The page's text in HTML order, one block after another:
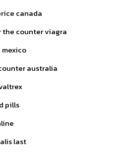
canada
the counter viagra
australia
pills
last